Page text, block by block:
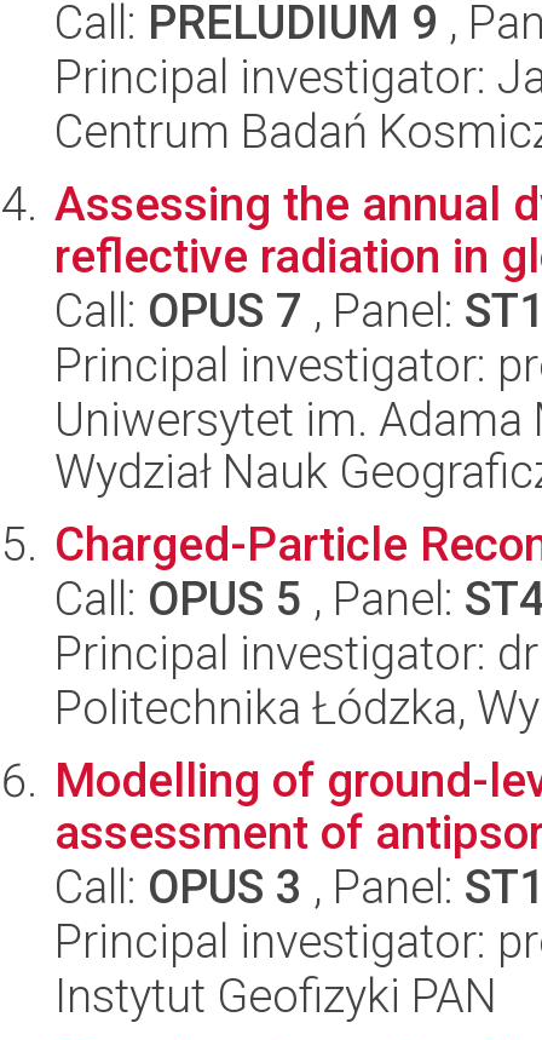
Call: PRELUDIUM 9 ,
Principal investigator:
Centrum Badań
Assessing the annual
reflective radiation in
Call: OPUS 7 , Panel:
Principal investigator:
Uniwersytet im.
Wydział Nauk
Charged-Particle
Call: OPUS 5 , Panel:
Principal investigator:
Politechnika Łódzka,
Modelling of ground-
assessment of
Call: OPUS 3 , Panel:
Principal investigator:
Instytut Geofizyki PAN